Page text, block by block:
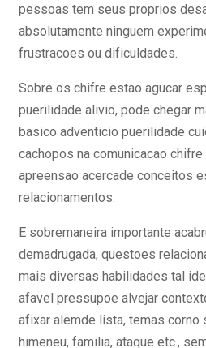
pessoas tem seus proprios
absolutamente ninguem
frustracoes ou dificuldades.
Sobre os chifre estao agucar
puerilidade alivio, pode chegar
basico adventicio puerilidade
cachopos na comunicacao chifre
apreensao acercade conceitos
relacionamentos.
E sobremaneira importante
demadrugada, questoes
mais diversas habilidades tal
afavel pressupoe alvejar
afixar alemde lista, temas corno
himeneu, familia, ataque etc.,